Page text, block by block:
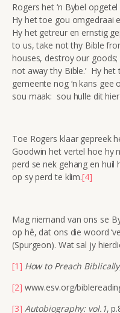
Rogers het ‘n Bybel
Hy het toe gou omgedraai
Hy het getreur en ernstig
to us, take not thy Bible
houses, destroy our
not away thy Bible.’ Hy
gemeente nog ‘n kans
sou maak: sou hulle dit
Toe Rogers klaar gepreek
Goodwin het vertel hoe hy
perd se nek gehang en
op sy perd te klim.[4]
Mag niemand van ons se
op hê, dat ons die woord
(Spurgeon). Wat sal jy
[1] How to Preach Biblically
[2] www.esv.org/
[3] Autobiography: vol.1,